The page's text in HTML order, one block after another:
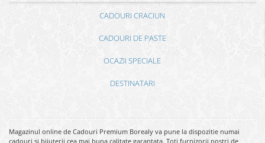
CADOURI CRACIUN
CADOURI DE PASTE
OCAZII SPECIALE
DESTINATARI
Magazinul online de Cadouri Premium Borealy va pune la dispozitie numai
cadouri si bijuterii cea mai buna calitate garantata. Toti furnizorii nostri de